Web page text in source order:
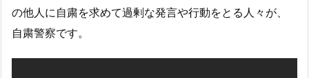
の他人に自粛を求めて過剰な発言や行動をとる人々が、
自粛警察です。